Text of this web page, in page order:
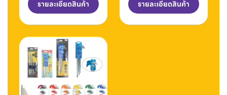
รายละเอียดสินค้า รายละเอียดสินค้า